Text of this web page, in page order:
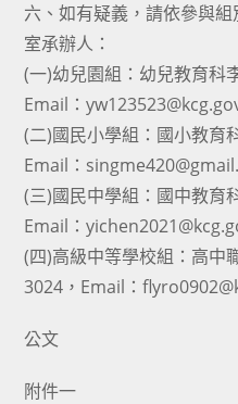
六、如有疑義，請依參與
室承辦人：
(一)幼兒園組：幼兒教育科
Email：
(二)國民小學組：國小教育
Email：
(三)國民中學組：國中教育
Email：
(四)高級中等學校組：高中
3024，Email：
公文
附件一